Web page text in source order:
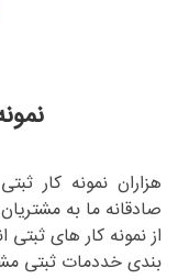
هزاران نمونه کار
صادقانه ما به
از نمونه کار های
بندی خددمات ثبتی